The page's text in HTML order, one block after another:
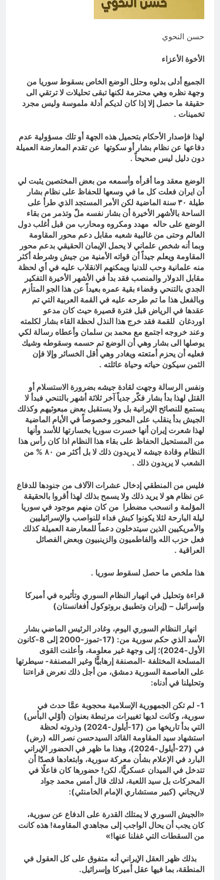
شعراء العراق الذين بقيت قبورهم في
حسن النحوي
الأخوة الأعزاء
الجميع أدلى بدلوه وحلل الوضع الخاص بسقوط سوريا من
وجهة نظره وهي محترمة لكنها تبقى تحليلات لا ترتقي الى
حقيقة ما حصل إلا إذا كان لديكم أدلة ملموسة وليس مجرد
تخمينات .
لهذا فإصدار الأحكام بتحميل هذه الجهة أو تلك مسؤولية عدم
دفاعها عن نظام بشار أو سكوتها عن تقدم المعارضة العميلة
دون دليل ليس صحيحاً .
الوضع معقد وما أقرأه وأسمعه من بعض المختصين يثبت لي
أن ايران فعلت كل ما في وسعها للحفاظ على نظام بشار
طيلة ٣٠ سنة الماضية لكن الأمر المستجد الذي طرأ على
الساحة بالأشهر الأخيرة أن بشار نفسه ملّ وتذمر من بقاء
الوضع على حاله مهدد ومكروه ومحارب من قبل أغلب دول
العالم وحتى من غالبية شعبه مقابل دعم محور المقاومة
وبما أنه شخص علماني لا يحمل الإيمان الحقيقي بدعم محور
المقاومة ويعلم جيداً أن قواته الأمنية من جيش وشرطة أكثر
منه علمانية وحب للدنيا ويمكنهم الانقلاب عليه في أي لحظة
مقابل الدولار والمنصب فقد بدأ في الأشهر الأخيرة التفكير
الجدي بالتنحي وقضاء بقية عمره بعيداً عن هذا الجو المتأزم
وبالفعل هذا ما تم طرحه عليه في القمة العربية التي تم
عقدها في الرياض قبل فترة قصيرة حيث كان مدعو
اوردغان للقمة فقد خرج هذا النذل لحظة القاء بشار لكلمته
وعند خروجه اجتمع مع محمد بن سلمان وأعطاه رسالة لكي
يوصلها الى بشار وهي أن الوضع تم حسمه وسقوطه وشيك
فعليه أن يحزم أمتعته ويغادر وهي أقل الخسائر وإلا فإن
الثمن سيكون حياته وحياة عائلته .
ونفس الرسالة وجهت لقادة جيشه بضرورة الاستسلام أو
القتل لهذا بدأ بشار فكّر جدياً آخر ثلاثة أشهر بالتنحي فبدأ لا
يستمع للنصائح الإيرانية بل ولا يستقبل بعض مبعوثيهم وكذلك
الجيش بدأ ينقلب على المحور وخصوصاً في الأيام الماضية
لهذا شعرت إيران أنها خسرت سوريا بخسارتها للأسد وأنها
من المستحيل الحفاظ على بقاء هذا النظام اذا كان رأس هذا
النظام وقادة جيشه لا يريدون ذلك لا بل أكثر من ٨٠ % من
الشعب لا يريدون ذلك .
فليس من المنطقي إدخال عشرات الآلاف من جنودها للدفاع
عن نظام هو لا يريد ذلك ولا يسمح بذلك لهذا أقروا بالحقيقة
المؤلمة و انسحب مضطرا من كان منهم موجود في سوريا
ليلة البارحة لئلا يكونوا كبش فداء للنواصب والإسرائيليين
والأمريكيين الذين سيتدخلون دعماً للمعارضة العميلة كذلك
فعل حزب الله والفاطميون والزينبيون وبعض الفصائل
العراقية .
هذا ملخص ما حصل لسقوط سوريا .
قراءة وتحليل في انهيار النظام السوري وتأثيره في أميركا
وإسرائيل – (إيران وتطبيق بروتوكول أفغانستان)
انهار النظام السوري اليوم، وغادر الرئيس الماضي بشار
الأسد الذي حكم سورية من: (17-تموز-2000 إلى 8-كانون
الأول-2024)؛ إلى وجهة غير معلومة، وأعلنت القوى
المسلحة المختلفة -المصنفة إرهابيًّا وغير المصنفة- سيطرتها
على العاصمة السورية دمشق، من أجل ذلك نعرض قراءتنا
وتحليلنا في أدناه:
1- لم تكن الجمهورية الإسلامية محجوبة عمَّا حدث في
سورية، وكانت لديها تغييرات مرتبطة بعنوان (أوْلي البأس)
التي بدأ تاريخها من (17-أيلول-2024) وذروته لحظة
استشهاد سيد المقاومة القائد السيدحسن نصر الله (رض)
في (27-أيلول-2024)، وهذا ما ظهر في الحضور الإيراني
البارد في الإعلام بشأن معركة سورية، وابتعادها قصدًا أن
تتدخل في الميدان عسكريًّا، لكن! حضورها كان فاعلًا في
المحركات بل سيد اللعبة، لذلك قال أمس محمد جواد
لاريجاني (كبير مستشاري الإمام الخامنئي):
«الجيش السوري لا يمتلك القدرة على الدفاع عن سورية،
كان يجب أن يحال الواجب إلى مجاهدي المقاومة! هذه كانت
من السقطات التي غفلنا عنها!»
بذلك ظهر العقل الإيراني أنه متفوق على كل العقول في
المنطقة، بما فيها عقل أميركا وإسرائيل.